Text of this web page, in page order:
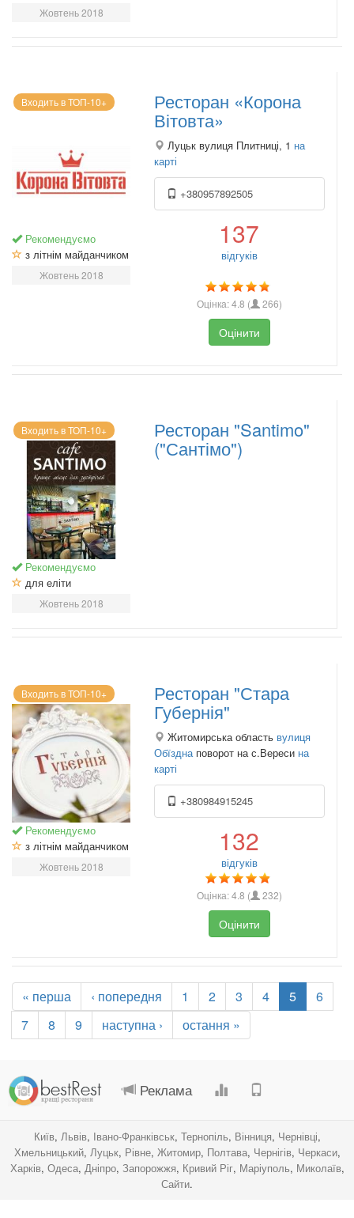
Жовтень 2018
Входить в ТОП-10+
Рекомендуємо
з літнім майданчиком
Жовтень 2018
Ресторан «Корона
Вітовта»
Луцьк вулиця Плитниці, 1 на
карті
+380957892505
137
відгуків
Оцінка:4.8 ( 266)
Оцінити
Входить в ТОП-10+
Рекомендуємо
для еліти
Жовтень 2018
Ресторан "Santimo"
("Сантімо")
Входить в ТОП-10+
Рекомендуємо
з літнім майданчиком
Жовтень 2018
Ресторан "Стара
Губернія"
Житомирська область вулиця
Обїздна поворот на с.Вереси на
карті
+380984915245
132
відгуків
Оцінка:4.8 ( 232)
Оцінити
« перша ‹ попередня 1 2 3 4 5
6
7
8 9 наступна › остання »
Реклама
Київ, Львів, Івано-Франківськ, Тернопіль, Вінниця, Чернівці,
Хмельницький, Луцьк, Рівне, Житомир, Полтава, Чернігів, Черкаси,
Харків, Одеса, Дніпро, Запорожжя, Кривий Ріг, Маріуполь, Миколаїв,
Сайти.